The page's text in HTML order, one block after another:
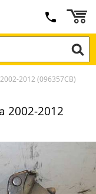
2012 (096357СВ)
2002-2012